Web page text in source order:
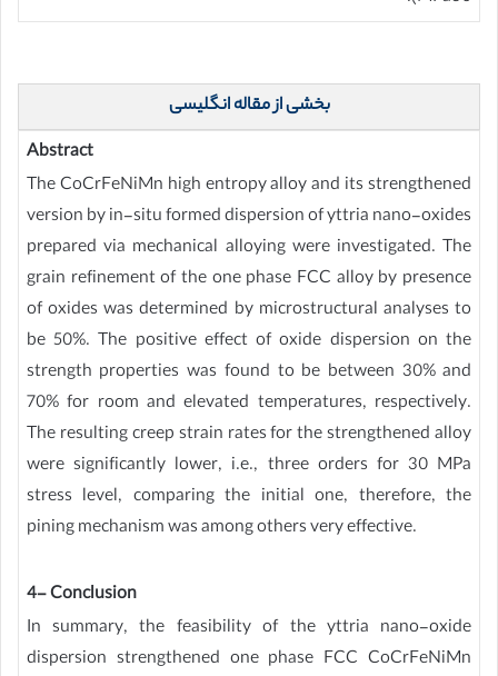
بخشی از مقاله انگلیسی
Abstract
The CoCrFeNiMn high entropy alloy and its strengthened
version by in-situ formed dispersion of yttria nano-oxides
prepared via mechanical alloying were investigated. The
grain refinement of the one phase FCC alloy by presence
of oxides was determined by microstructural analyses to
be 50%. The positive effect of oxide dispersion on the
strength properties was found to be between 30% and
70% for room and elevated temperatures, respectively.
The resulting creep strain rates for the strengthened alloy
were significantly lower, i.e., three orders for 30 MPa
stress level, comparing the initial one, therefore, the
pining mechanism was among others very effective.
4- Conclusion
In summary, the feasibility of the yttria nano-oxide
dispersion strengthened one phase FCC CoCrFeNiMn